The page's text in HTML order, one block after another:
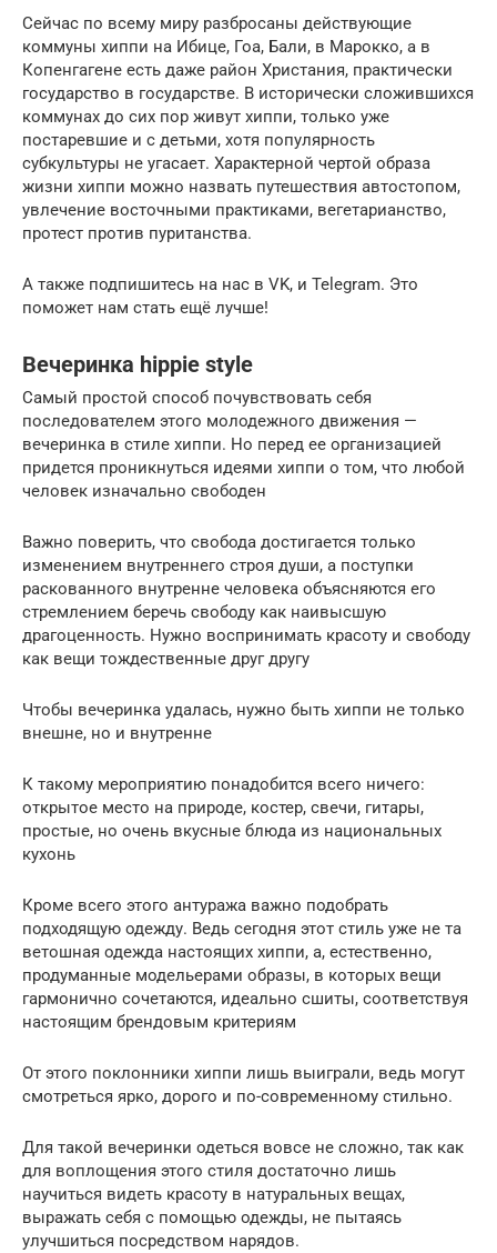
Сейчас по всему миру разбросаны действующие
коммуны хиппи на Ибице, Гоа, Бали, в Марокко, а в
Копенгагене есть даже район Христания, практически
государство в государстве. В исторически сложившихся
коммунах до сих пор живут хиппи, только уже
постаревшие и с детьми, хотя популярность
субкультуры не угасает. Характерной чертой образа
жизни хиппи можно назвать путешествия автостопом,
увлечение восточными практиками, вегетарианство,
протест против пуританства.
А также подпишитесь на нас в VK, и Telegram. Это
поможет нам стать ещё лучше!
Вечеринка hippie style
Самый простой способ почувствовать себя
последователем этого молодежного движения —
вечеринка в стиле хиппи. Но перед ее организацией
придется проникнуться идеями хиппи о том, что любой
человек изначально свободен
Важно поверить, что свобода достигается только
изменением внутреннего строя души, а поступки
раскованного внутренне человека объясняются его
стремлением беречь свободу как наивысшую
драгоценность. Нужно воспринимать красоту и свободу
как вещи тождественные друг другу
Чтобы вечеринка удалась, нужно быть хиппи не только
внешне, но и внутренне
К такому мероприятию понадобится всего ничего:
открытое место на природе, костер, свечи, гитары,
простые, но очень вкусные блюда из национальных
кухонь
Кроме всего этого антуража важно подобрать
подходящую одежду. Ведь сегодня этот стиль уже не та
ветошная одежда настоящих хиппи, а, естественно,
продуманные модельерами образы, в которых вещи
гармонично сочетаются, идеально сшиты, соответствуя
настоящим брендовым критериям
От этого поклонники хиппи лишь выиграли, ведь могут
смотреться ярко, дорого и по-современному стильно.
Для такой вечеринки одеться вовсе не сложно, так как
для воплощения этого стиля достаточно лишь
научиться видеть красоту в натуральных вещах,
выражать себя с помощью одежды, не пытаясь
улучшиться посредством нарядов.